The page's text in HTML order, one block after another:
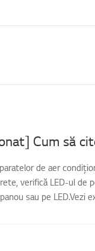
Cum să
de aer
verifică LED-ul de
sau pe LED.Vezi